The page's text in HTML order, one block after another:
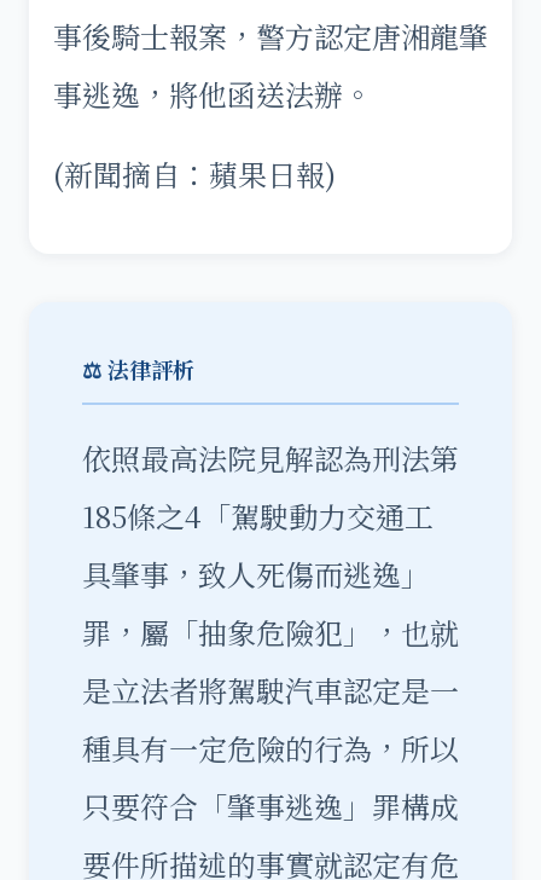
事後騎士報案，警方認定唐湘龍肇
事逃逸，將他函送法辦。
(新聞摘自：蘋果日報)
⚖️ 法律評析
依照最高法院見解認為刑法第
185條之4「駕駛動力交通工
具肇事，致人死傷而逃逸」
罪，屬「抽象危險犯」，也就
是立法者將駕駛汽車認定是一
種具有一定危險的行為，所以
只要符合「肇事逃逸」罪構成
要件所描述的事實就認定有危